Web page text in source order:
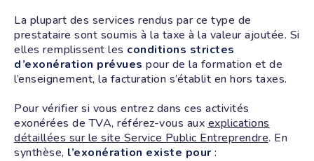
La plupart des services rendus par ce type de
prestataire sont soumis à la taxe à la valeur ajoutée. Si
elles remplissent les conditions strictes
d’exonération prévues pour de la formation et de
l’enseignement, la facturation s’établit en hors taxes.
Pour vérifier si vous entrez dans ces activités
exonérées de TVA, référez-vous aux explications
détaillées sur le site Service Public Entreprendre. En
synthèse, l’exonération existe pour :